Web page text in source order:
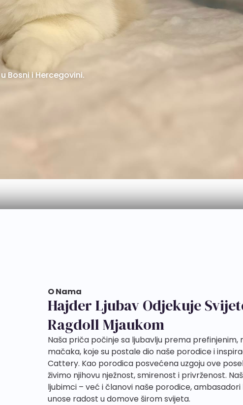
Bosni i Hercegovini.
O Nama
Hajder Ljubav Odjekuje
Ragdoll Mjaukom
Naša priča počinje sa ljubavlju prema prefinjenim,
mačaka, koje su postale dio naše porodice i
Cattery. Kao porodica posvećena uzgoju ove
živimo njihovu nježnost, smirenost i privrženost.
ljubimci – već i članovi naše porodice, ambasadori
unose radost u domove širom svijeta.